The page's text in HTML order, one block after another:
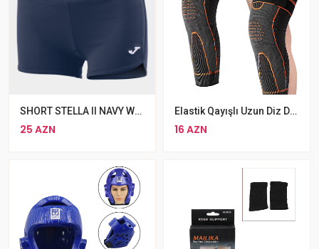
SHORT STELLA II NAVY WOMAN
25 AZN
Elastik Qayışlı Uzun Diz Dəstəyi Korset
16 AZN